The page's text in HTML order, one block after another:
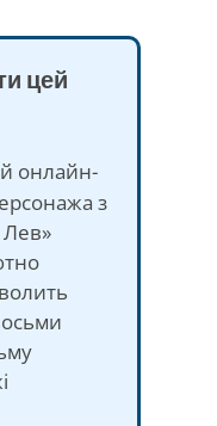
цей
онлайн-
з
Лев»